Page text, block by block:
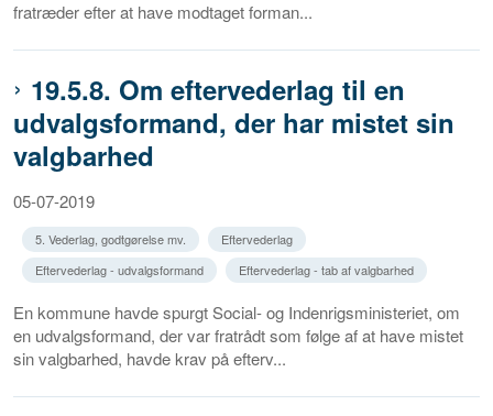
fratræder efter at have modtaget forman...
19.5.8. Om eftervederlag til en
udvalgsformand, der har mistet sin
valgbarhed
05-07-2019
5. Vederlag, godtgørelse mv.
Eftervederlag
Eftervederlag - udvalgsformand
Eftervederlag - tab af valgbarhed
En kommune havde spurgt Social- og Indenrigsministeriet, om
en udvalgsformand, der var fratrådt som følge af at have mistet
sin valgbarhed, havde krav på efterv...